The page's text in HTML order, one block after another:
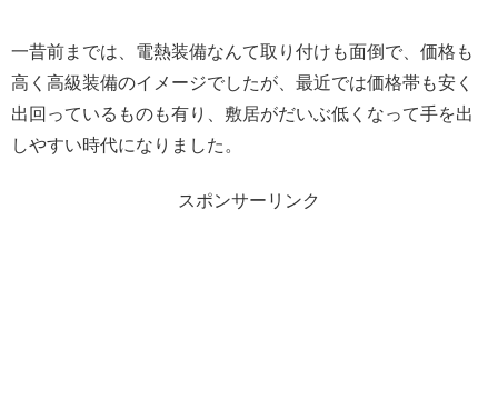
一昔前までは、電熱装備なんて取り付けも面倒で、価格も
高く高級装備のイメージでしたが、最近では価格帯も安く
出回っているものも有り、敷居がだいぶ低くなって手を出
しやすい時代になりました。
スポンサーリンク